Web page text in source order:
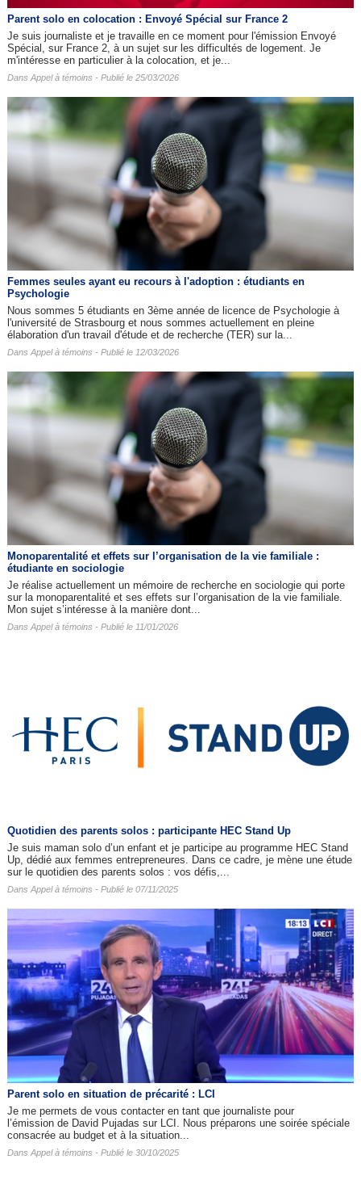
Parent solo en colocation : Envoyé Spécial sur France 2
Je suis journaliste et je travaille en ce moment pour l'émission Envoyé
Spécial, sur France 2, à un sujet sur les difficultés de logement. Je
m'intéresse en particulier à la colocation, et je...
Dans Appel à témoins - Publié le 25/03/2026
Femmes seules ayant eu recours à l'adoption : étudiants en
Psychologie
Nous sommes 5 étudiants en 3ème année de licence de Psychologie à
l'université de Strasbourg et nous sommes actuellement en pleine
élaboration d'un travail d'étude et de recherche (TER) sur la...
Dans Appel à témoins - Publié le 12/03/2026
Monoparentalité et effets sur l’organisation de la vie familiale :
étudiante en sociologie
Je réalise actuellement un mémoire de recherche en sociologie qui porte
sur la monoparentalité et ses effets sur l’organisation de la vie familiale.
Mon sujet s’intéresse à la manière dont...
Dans Appel à témoins - Publié le 11/01/2026
Quotidien des parents solos : participante HEC Stand Up
Je suis maman solo d’un enfant et je participe au programme HEC Stand
Up, dédié aux femmes entrepreneures. Dans ce cadre, je mène une étude
sur le quotidien des parents solos : vos défis,...
Dans Appel à témoins - Publié le 07/11/2025
Parent solo en situation de précarité : LCI
Je me permets de vous contacter en tant que journaliste pour
l’émission de David Pujadas sur LCI. Nous préparons une soirée spéciale
consacrée au budget et à la situation...
Dans Appel à témoins - Publié le 30/10/2025